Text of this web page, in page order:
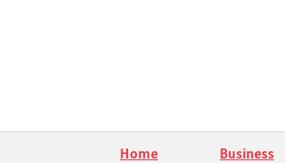
Home Business